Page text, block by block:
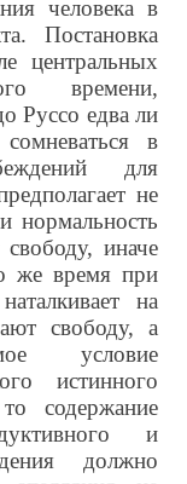
человека в
Постановка
центральных
времени,
Руссо едва ли
в
для
не
нормальность
иначе
же время при
на
свободу, а
условие
истинного
содержание
и
должно